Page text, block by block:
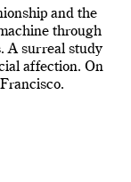
and the
through
A surreal study
affection. On